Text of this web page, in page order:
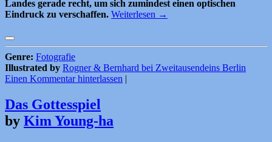
Landes gerade recht, um sich zumindest einen optischen
Eindruck zu verschaffen. Weiterlesen →
Genre: Fotografie
Illustrated by Rogner & Bernhard bei Zweitausendeins Berlin
Einen Kommentar hinterlassen |
Das Gottesspiel
by Kim Young-ha